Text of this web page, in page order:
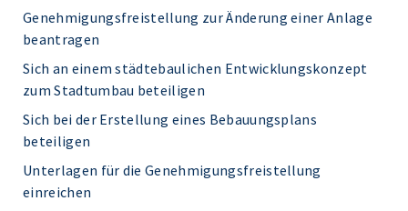
Genehmigungsfreistellung zur Änderung einer Anlage
beantragen
Sich an einem städtebaulichen Entwicklungskonzept
zum Stadtumbau beteiligen
Sich bei der Erstellung eines Bebauungsplans
beteiligen
Unterlagen für die Genehmigungsfreistellung
einreichen